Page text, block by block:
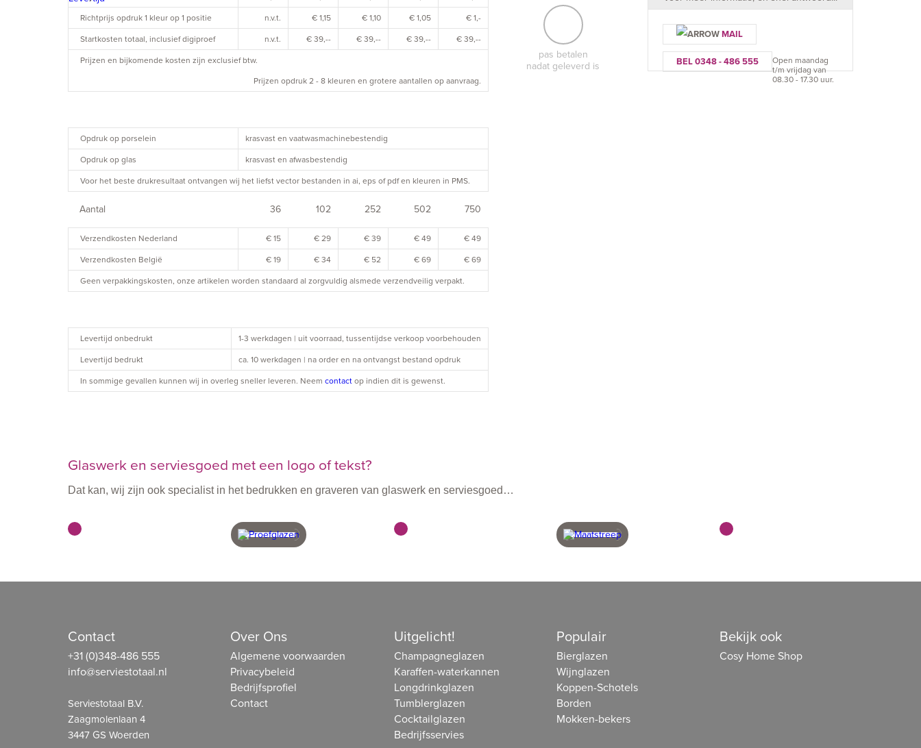
Richtprijs opdruk 1 kleur op 1 positie n.v.t. € 1,15 € 1,10 € 1,05 € 1,-
Startkosten totaal, inclusief digiproef n.v.t. € 39,-- € 39,-- € 39,-- € 39,--
Prijzen en bijkomende kosten zijn exclusief btw.
Prijzen opdruk 2 - 8 kleuren en grotere aantallen op aanvraag.
Opdruk op porselein krasvast en vaatwasmachinebestendig
Opdruk op glas krasvast en afwasbestendig
Voor het beste drukresultaat ontvangen wij het liefst vector bestanden in ai, eps of pdf en kleuren in PMS.
Aantal 36 102 252 502 750
Verzendkosten Nederland € 15 € 29 € 39 € 49 € 49
Verzendkosten België € 19 € 34 € 52 € 69 € 69
Geen verpakkingskosten, onze artikelen worden standaard al zorgvuldig alsmede verzendveilig verpakt.
Levertijd onbedrukt 1-3 werkdagen | uit voorraad, tussentijdse verkoop voorbehouden
Levertijd bedrukt ca. 10 werkdagen | na order en na ontvangst bestand opdruk
In sommige gevallen kunnen wij in overleg sneller leveren. Neem contact op indien dit is gewenst.
pas betalen
nadat geleverd is
MAIL
BEL 0348 - 486 555
Open maandag
t/m vrijdag van
08.30 - 17.30 uur.
Glaswerk en serviesgoed met een logo of tekst?
Dat kan, wij zijn ook specialist in het bedrukken en graveren van glaswerk en serviesgoed…
Contact
+31 (0)348-486 555
info@serviestotaal.nl
Serviestotaal B.V.
Zaagmolenlaan 4
3447 GS Woerden
Over Ons
Algemene voorwaarden
Privacybeleid
Bedrijfsprofiel
Contact
Uitgelicht!
Champagneglazen
Karaffen-waterkannen
Longdrinkglazen
Tumblerglazen
Cocktailglazen
Bedrijfsservies
Populair
Bierglazen
Wijnglazen
Koppen-Schotels
Borden
Mokken-bekers
Bekijk ook
Cosy Home Shop